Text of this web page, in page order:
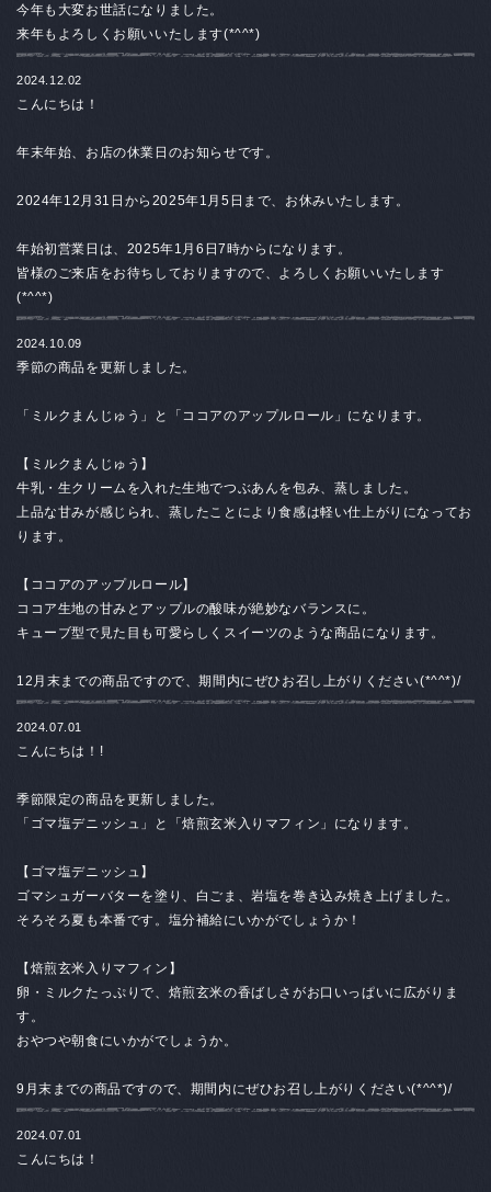
今年も大変お世話になりました。
来年もよろしくお願いいたします(*^^*)
2024.12.02
こんにちは！
年末年始、お店の休業日のお知らせです。
2024年12月31日から2025年1月5日まで、お休みいたします。
年始初営業日は、 2025年1月6日7時からになります。
皆様のご来店をお待ちしておりますので、よろしくお願いいたします
(*^^*)
2024.10.09
季節の商品を更新しました。
「ミルクまんじゅう」と「ココアのアップルロール」になります。
【 ミルクまんじゅう 】
牛乳・生クリームを入れた生地でつぶあんを包み、蒸しました。
上品な甘みが感じられ、蒸したことにより食感は軽い仕上がりになってお
ります。
【 ココアのアップルロール】
ココア生地の甘みとアップルの酸味が絶妙なバランスに。
キューブ型で見た目も可愛らしくスイーツのような商品になります。
12月末までの商品ですので、期間内にぜひお召し上がりください(*^^*)/
2024.07.01
こんにちは！!
季節限定の商品を更新しました。
「ゴマ塩デニッシュ」と「焙煎玄米入りマフィン」になります。
【 ゴマ塩デニッシュ 】
ゴマシュガーバターを塗り、白ごま、岩塩を巻き込み焼き上げました。
そろそろ夏も本番です。塩分補給にいかがでしょうか！
【焙煎玄米入りマフィン】
卵・ミルクたっぷりで、焙煎玄米の香ばしさがお口いっぱいに広がりま
す。
おやつや朝食にいかがでしょうか。
9月末までの商品ですので、期間内にぜひお召し上がりください(*^^*)/
2024.07.01
こんにちは！